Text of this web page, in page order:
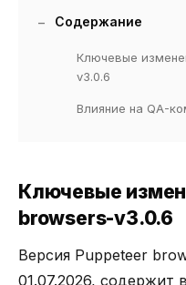
Содержание
Ключевые
v3.0.6
Влияние на QA-
Ключевые
browsers-v3.0.6
Версия Puppeteer
01.07.2026, содержит